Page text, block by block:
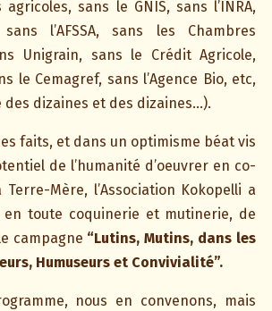
sans le GNIS, sans l’INRA,
l’AFSSA, sans les Chambres
Unigrain, sans le Crédit Agricole,
le Cemagref, sans l’Agence Bio, etc,
dizaines et des dizaines…).
faits, et dans un optimisme béat vis
de l’humanité d’oeuvrer en co-
Mère, l’Association Kokopelli a
en toute coquinerie et mutinerie, de
campagne “Lutins, Mutins, dans les
Humuseurs et Convivialité”.
nous en convenons, mais